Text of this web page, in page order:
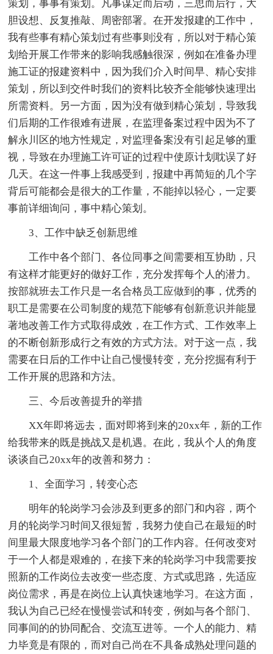
策划，事事有策划。凡事谋定而后动，三思而后行，大
胆设想、反复推敲、周密部署。在开发报建的工作中，
我有些事有精心策划过有些事则没有，所以对于精心策
划给开展工作带来的影响我感触很深，例如在准备办理
施工证的报建资料中，因为我们介入时间早、精心安排
策划，所以到交件时我们的资料比较齐全能够快速理出
所需资料。另一方面，因为没有做到精心策划，导致我
们后期的工作很难有进展，在监理备案过程中因为不了
解永川区的地方性规定，对监理备案没有引起足够的重
视，导致在办理施工许可证的过程中使原计划耽误了好
几天。在这一件事上我感受到，报建中再简短的几个字
背后可能都会是很大的工作量，不能掉以轻心，一定要
事前详细询问，事中精心策划。
3、工作中缺乏创新思维
工作中各个部门、各位同事之间需要相互协助，只
有这样才能更好的做好工作，充分发挥每个人的潜力。
按部就班去工作只是一名合格员工应做到的事，优秀的
职工是需要在公司制度的规范下能够有创新意识并能显
著地改善工作方式取得成效，在工作方式、工作效率上
的不断创新形成行之有效的方式方法。对于这一点，我
需要在日后的工作中让自己慢慢转变，充分挖掘有利于
工作开展的思路和方法。
三、今后改善提升的举措
XX年即将远去，面对即将到来的20xx年，新的工作
给我带来的既是挑战又是机遇。在此，我从个人的角度
谈谈自己20xx年的改善和努力：
1、全面学习，转变心态
明年的轮岗学习会涉及到更多的部门和内容，两个
月的轮岗学习时间又很短暂，我努力使自己在最短的时
间里最大限度地学习各个部门的工作内容。任何改变对
于一个人都是艰难的，在接下来的轮岗学习中我需要按
照新的工作岗位去改变一些态度、方式或思路，先适应
岗位需求，再是在岗位上认真快速地学习。在这方面，
我认为自己已经在慢慢尝试和转变，例如与各个部门、
同事间的的协同配合、交流互进等。一个人的能力、精
力毕竟是有限的，而对自己尚在不具备成熟处理问题的